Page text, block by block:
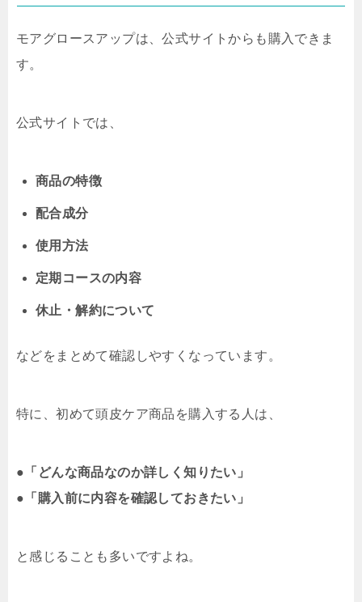
モアグロースアップは、公式サイトからも購入できま
す。
公式サイトでは、
商品の特徴
配合成分
使用方法
定期コースの内容
休止・解約について
などをまとめて確認しやすくなっています。
特に、初めて頭皮ケア商品を購入する人は、
● 「どんな商品なのか詳しく知りたい」
● 「購入前に内容を確認しておきたい」
と感じることも多いですよね。